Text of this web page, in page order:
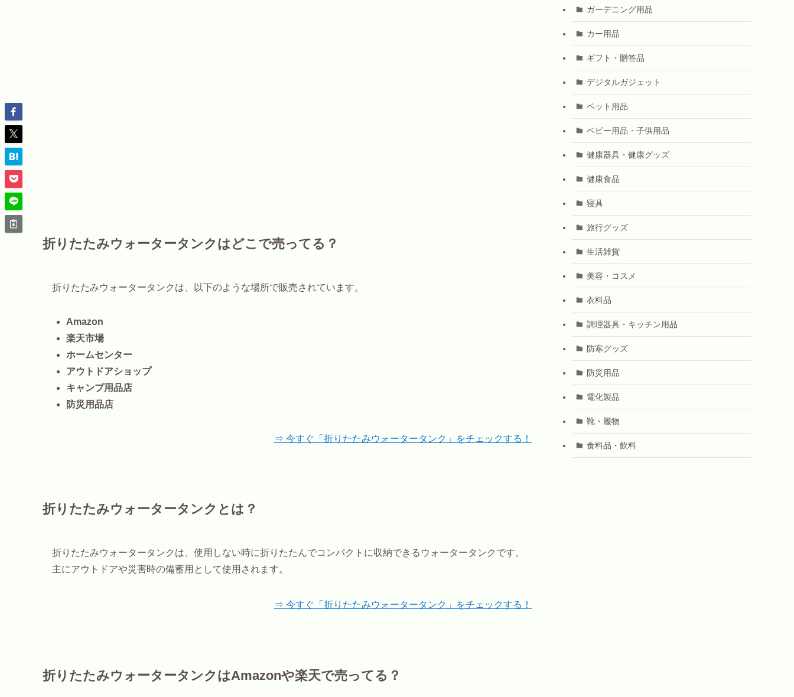
折りたたみウォータータンクはどこで売ってる？
折りたたみウォータータンクは、以下のような場所で販売されています。
Amazon
楽天市場
ホームセンター
アウトドアショップ
キャンプ用品店
防災用品店
⇒ 今すぐ「折りたたみウォータータンク」をチェックする！
折りたたみウォータータンクとは？
折りたたみウォータータンクは、使用しない時に折りたたんでコンパクトに収納できるウォータータンクです。
主にアウトドアや災害時の備蓄用として使用されます。
⇒ 今すぐ「折りたたみウォータータンク」をチェックする！
折りたたみウォータータンクはAmazonや楽天で売ってる？
ガーデニング用品
カー用品
ギフト・贈答品
デジタルガジェット
ペット用品
ベビー用品・子供用品
健康器具・健康グッズ
健康食品
寝具
旅行グッズ
生活雑貨
美容・コスメ
衣料品
調理器具・キッチン用品
防寒グッズ
防災用品
電化製品
靴・履物
食料品・飲料